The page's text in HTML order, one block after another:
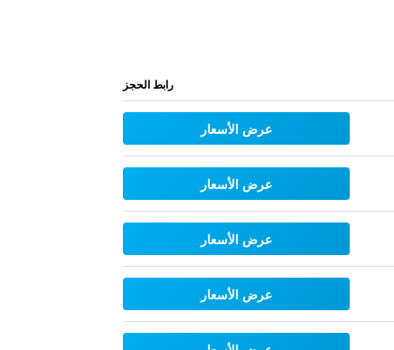
رابط الحجز
عرض الأسعار
عرض الأسعار
عرض الأسعار
عرض الأسعار